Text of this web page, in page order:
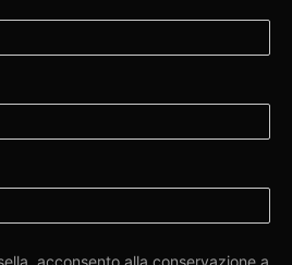
acconsento alla conservazione a